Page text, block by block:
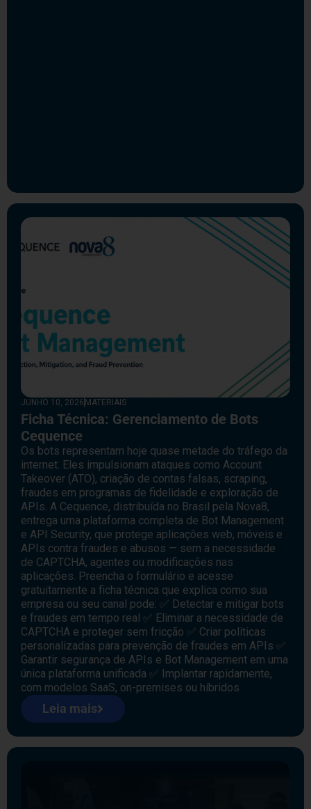
JUNHO 10, 2026 MATERIAIS
Ficha Técnica: Gerenciamento de Bots
Cequence
Os bots representam hoje quase metade do tráfego da
internet. Eles impulsionam ataques como Account
Takeover (ATO), criação de contas falsas, scraping,
fraudes em programas de fidelidade e exploração de
APIs. A Cequence, distribuída no Brasil pela Nova8,
entrega uma plataforma completa de Bot Management
e API Security, que protege aplicações web, móveis e
APIs contra fraudes e abusos — sem a necessidade
de CAPTCHA, agentes ou modificações nas
aplicações. Preencha o formulário e acesse
gratuitamente a ficha técnica que explica como sua
empresa ou seu canal pode: ✅ Detectar e mitigar bots
e fraudes em tempo real ✅ Eliminar a necessidade de
CAPTCHA e proteger sem fricção ✅ Criar políticas
personalizadas para prevenção de fraudes em APIs ✅
Garantir segurança de APIs e Bot Management em uma
única plataforma unificada ✅ Implantar rapidamente,
com modelos SaaS, on-premises ou híbridos
Leia mais